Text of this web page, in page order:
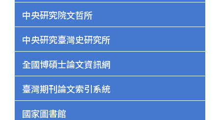
中央研究院文哲所
中央研究臺灣史研究所
全國博碩士論文資訊網
臺灣期刊論文索引系統
國家圖書館